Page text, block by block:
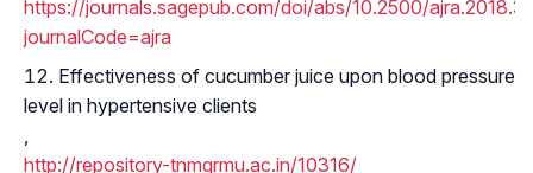
https://journals.sagepub.com/doi/abs/10.2500/
journalCode=ajra
Effectiveness of cucumber juice upon blood pressure
level in hypertensive clients
,
http://repository-tnmgrmu.ac.in/10316/